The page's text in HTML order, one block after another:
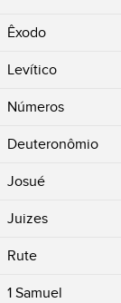
Êxodo
Levítico
Números
Deuteronômio
Josué
Juizes
Rute
1 Samuel